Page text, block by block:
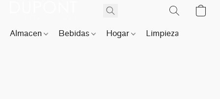
Almacen Bebidas Hogar Limpieza